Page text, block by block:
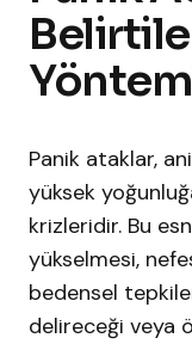
Panik ataklar,
yüksek
krizleridir. Bu
yükselmesi,
bedensel
delireceği veya